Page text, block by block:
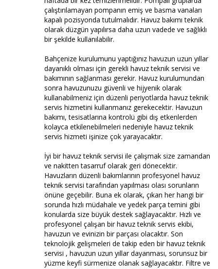
çalıştırılamayan pompanın emiş ve basma vanaları
kapalı pozisyonda tutulmalıdır. Havuz bakımı teknik
olarak düzgün yapılırsa daha uzun vadede ve sağlıklı
bir şekilde kullanılabilir.
Bahçenize kurulumunu yaptığınız havuzun uzun yıllar
dayanıklı olması için gerekli havuz teknik servisi ve
bakımının sağlanması gerekir. Havuz kurulumundan
sonra havuzunuzu güvenli ve hijyenik olarak
kullanabilmeniz için düzenli periyotlarda havuz teknik
servis hizmetini kullanmanız gerekecektir. Havuzun
bakımı, tesisatlarına kontrolü gibi dış etkenlerden
kolayca etkilenebilmeleri nedeniyle havuz teknik
servis hizmeti işinize çok yarayacaktır.
İyi bir havuz teknik servisi ile çalışmak size zamandan
ve nakitten tasarruf olarak geri dönecektir.
Havuzların düzenli bakımlarının profesyonel havuz
teknik servisi tarafından yapılması olası sorunların
önüne geçebilir. Buna ek olarak, çıkan her hangi bir
sorunda hızlı müdahale ve yedek parça temini gibi
konularda size büyük destek sağlayacaktır. Hızlı ve
profesyonel çalışan bir havuz teknik servis ekibi,
havuzun ve evinizin bir parçası olacaktır. Son
teknolojik gelişmeleri de takip eden bir havuz teknik
servisi , havuzun uzun yıllar dayanması, sorunsuz bir
yüzme keyfi sürmenize olanak sağlayacaktır. Filtre ve